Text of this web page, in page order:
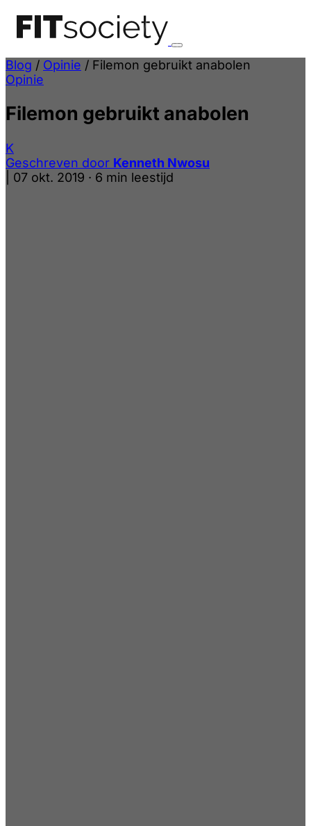
Blog / Opinie / Filemon gebruikt anabolen
Opinie
Filemon gebruikt anabolen
K
Geschreven door Kenneth Nwosu
07 okt. 2019 · 6 min leestijd